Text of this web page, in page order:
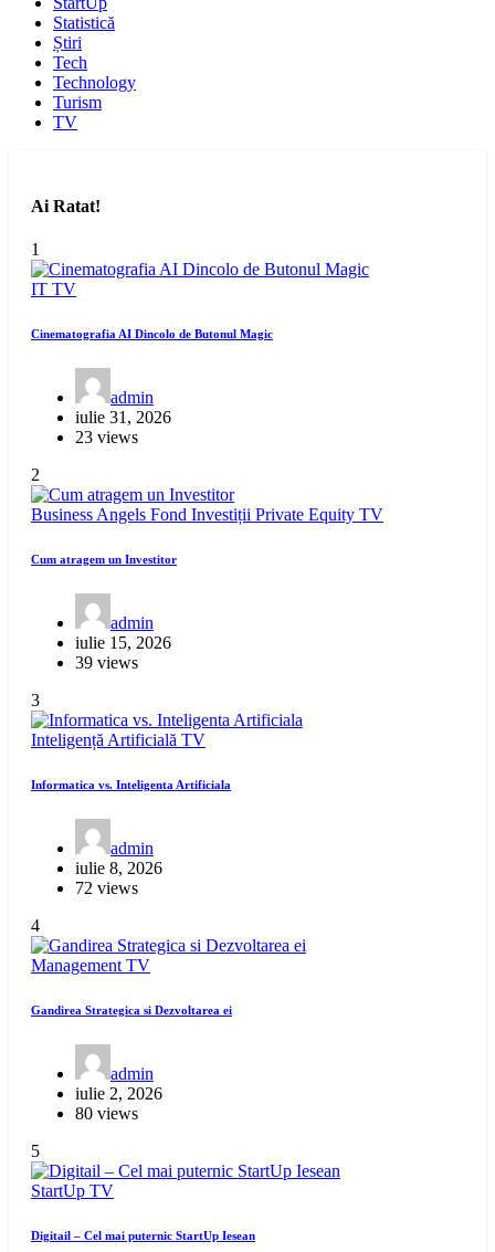
Statistică
Știri
Tech
Technology
Turism
TV
Ai Ratat!
1
IT TV
Cinematografia AI Dincolo de Butonul Magic
admin
iulie 31, 2026
23 views
2
Business Angels Fond Investiții Private Equity TV
Cum atragem un Investitor
admin
iulie 15, 2026
39 views
3
Inteligență Artificială TV
Informatica vs. Inteligenta Artificiala
admin
iulie 8, 2026
72 views
4
Management TV
Gandirea Strategica si Dezvoltarea ei
admin
iulie 2, 2026
80 views
5
StartUp TV
Digitail – Cel mai puternic StartUp Iesean